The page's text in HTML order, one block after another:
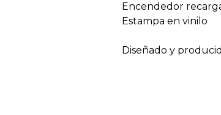
Encendedor
Estampa en vinilo
Diseñado y